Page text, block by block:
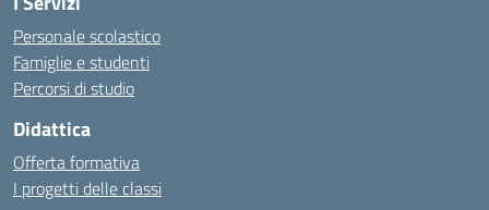
Personale scolastico
Famiglie e studenti
Percorsi di studio
Didattica
Offerta formativa
I progetti delle classi